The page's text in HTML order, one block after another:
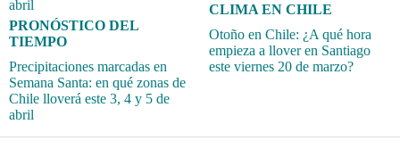
PRONÓSTICO DEL
TIEMPO
Precipitaciones marcadas en
Semana Santa: en qué zonas de
Chile lloverá este 3, 4 y 5 de
abril
CLIMA EN CHILE
Otoño en Chile: ¿A qué hora
empieza a llover en Santiago
este viernes 20 de marzo?